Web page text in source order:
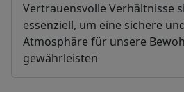
Vertrauensvolle Verhältnisse
essenziell, um eine sichere
Atmosphäre für unsere
gewährleisten